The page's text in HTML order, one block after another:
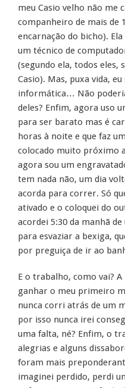
meu Casio velho não me
companheiro de mais de
encarnação do bicho).
um técnico de
(segundo ela, todos eles,
Casio). Mas, puxa vida,
informática… Não
deles? Enfim, agora uso
para ser barato mas é
horas à noite e que faz
colocado muito próximo
agora sou um
tem nada não, um dia
acorda para correr. Só
ativado e o coloquei do
acordei 5:30 da manhã
para esvaziar a bexiga,
por preguiça de ir ao
E o trabalho, como vai?
ganhar o meu primeiro
nunca corri atrás de um
por isso nunca irei
uma falta, né? Enfim, o
alegrias e alguns
foram mais
imaginei perdido, perdi